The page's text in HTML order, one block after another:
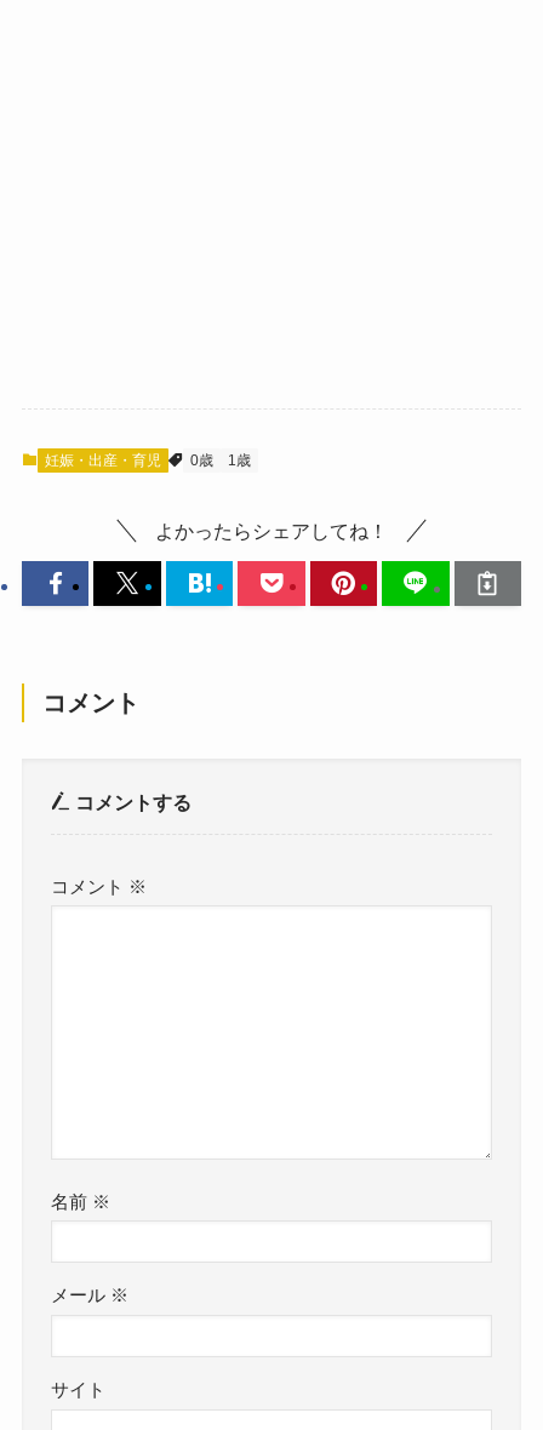
妊娠・出産・育児 0歳 1歳
よかったらシェアしてね！
コメント
コメントする
コメント ※
名前 ※
メール ※
サイト